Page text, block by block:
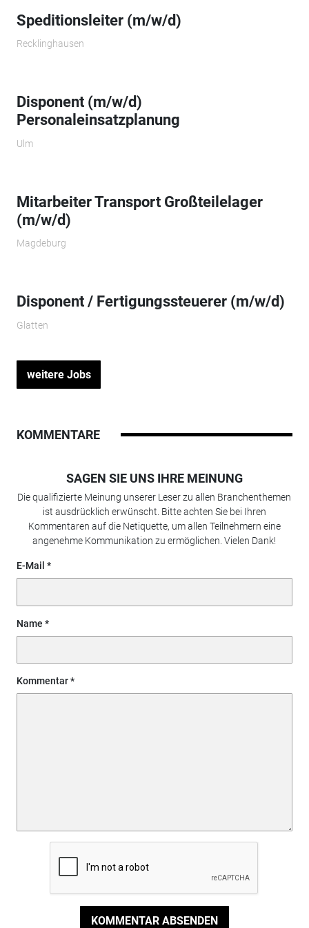
Speditionsleiter (m/w/d)
Recklinghausen
Disponent (m/w/d)
Personaleinsatzplanung
Ulm
Mitarbeiter Transport Großteilelager
(m/w/d)
Magdeburg
Disponent / Fertigungssteuerer (m/w/d)
Glatten
weitere Jobs
KOMMENTARE
SAGEN SIE UNS IHRE MEINUNG
Die qualifizierte Meinung unserer Leser zu allen Branchenthemen
ist ausdrücklich erwünscht. Bitte achten Sie bei Ihren
Kommentaren auf die Netiquette, um allen Teilnehmern eine
angenehme Kommunikation zu ermöglichen. Vielen Dank!
E-Mail
Name
Kommentar
KOMMENTAR ABSENDEN